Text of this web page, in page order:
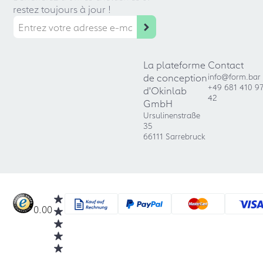
restez toujours à jour !
La plateforme
de conception
d'Okinlab
GmbH
Ursulinenstraße
35
66111 Sarrebruck
Contact
info@form.bar
+49 681 410
42
0.00